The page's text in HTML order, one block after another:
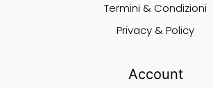
Termini & Condizioni
Privacy & Policy
Account